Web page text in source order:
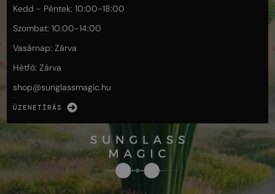
Kedd - Péntek: 10:00-18:00
Szombat: 10:00-14:00
Vasárnap: Zárva
Hétfő: Zárva
shop@sunglassmagic.hu
ÜZENETÍRÁS